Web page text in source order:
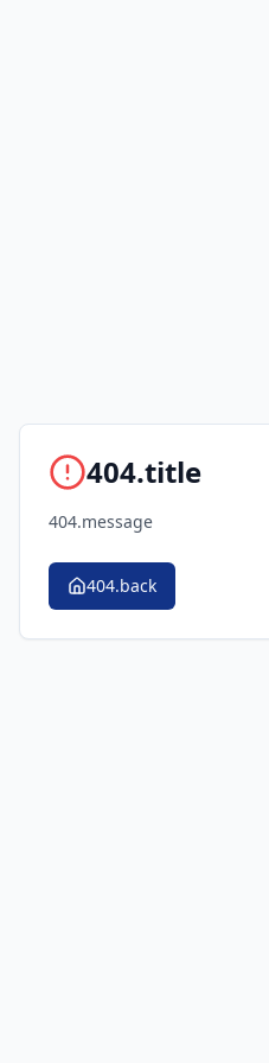
404.title
404.message
404.back